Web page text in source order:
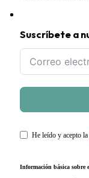
Suscríbete a
He leído y acepto la
Información básica sobre